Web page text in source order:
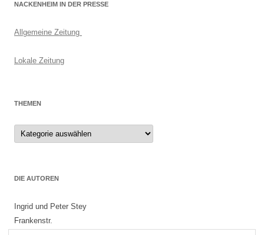
NACKENHEIM IN DER PRESSE
Allgemeine Zeitung
Lokale Zeitung
THEMEN
Themen
DIE AUTOREN
Ingrid und Peter Stey
Frankenstr.